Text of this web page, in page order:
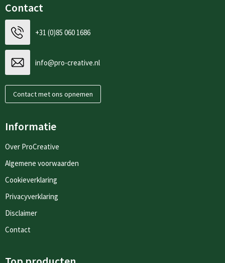
Contact
+31 (0)85 060 1686
info@pro-creative.nl
Contact met ons opnemen
Informatie
Over ProCreative
Algemene voorwaarden
Cookieverklaring
Privacyverklaring
Disclaimer
Contact